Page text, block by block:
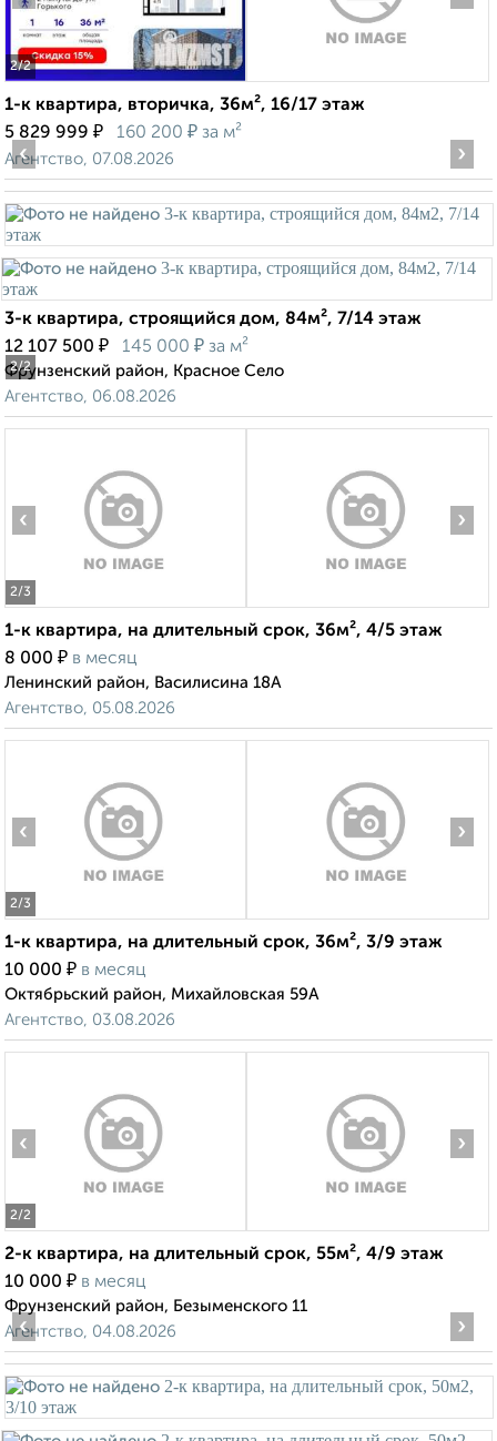
2/2
1-к квартира, вторичка, 36м², 16/17 этаж
5 829 999 ₽ 160 200 ₽ за м²
Агентство, 07.08.2026
2/2
‹ ›
3-к квартира, строящийся дом, 84м², 7/14 этаж
12 107 500 ₽ 145 000 ₽ за м²
Фрунзенский район, Красное Село
Агентство, 06.08.2026
2/3
‹ ›
1-к квартира, на длительный срок, 36м², 4/5 этаж
8 000 ₽ в месяц
Ленинский район, Василисина 18А
Агентство, 05.08.2026
2/3
‹ ›
1-к квартира, на длительный срок, 36м², 3/9 этаж
10 000 ₽ в месяц
Октябрьский район, Михайловская 59А
Агентство, 03.08.2026
2/2
‹ ›
2-к квартира, на длительный срок, 55м², 4/9 этаж
10 000 ₽ в месяц
Фрунзенский район, Безыменского 11
Агентство, 04.08.2026
‹ ›